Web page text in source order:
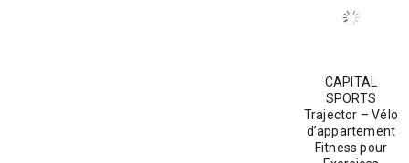
CAPITAL
SPORTS
Trajector – Vélo
d’appartement
Fitness pour